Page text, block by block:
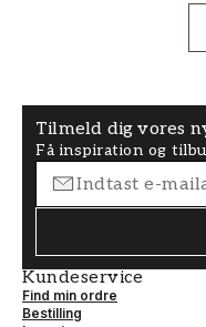
Tilmeld dig vores
Få inspiration og
Kundeservice
Find min ordre
Bestilling